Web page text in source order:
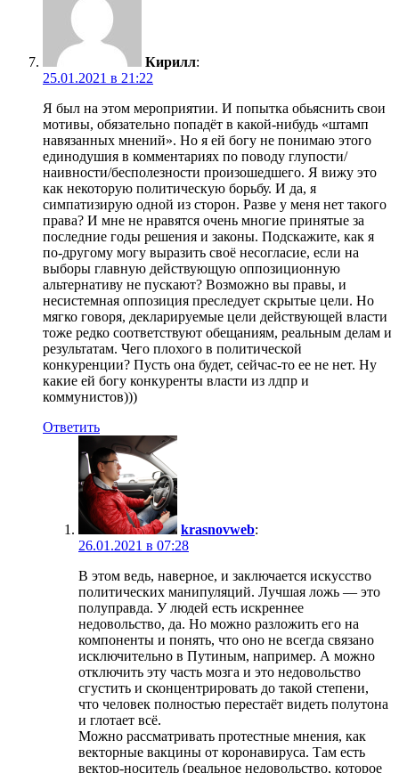
Кирилл:
25.01.2021 в 21:22
Я был на этом мероприятии. И попытка обьяснить свои
мотивы, обязательно попадёт в какой-нибудь «штамп
навязанных мнений». Но я ей богу не понимаю этого
единодушия в комментариях по поводу глупости/
наивности/бесполезности произошедшего. Я вижу это
как некоторую политическую борьбу. И да, я
симпатизирую одной из сторон. Разве у меня нет такого
права? И мне не нравятся очень многие принятые за
последние годы решения и законы. Подскажите, как я
по-другому могу выразить своё несогласие, если на
выборы главную действующую оппозиционную
альтернативу не пускают? Возможно вы правы, и
несистемная оппозиция преследует скрытые цели. Но
мягко говоря, декларируемые цели действующей власти
тоже редко соответствуют обещаниям, реальным делам и
результатам. Чего плохого в политической
конкуренции? Пусть она будет, сейчас-то ее не нет. Ну
какие ей богу конкуренты власти из лдпр и
коммунистов)))
Ответить
krasnovweb:
26.01.2021 в 07:28
В этом ведь, наверное, и заключается искусство
политических манипуляций. Лучшая ложь — это
полуправда. У людей есть искреннее
недовольство, да. Но можно разложить его на
компоненты и понять, что оно не всегда связано
исключительно в Путиным, например. А можно
отключить эту часть мозга и это недовольство
сгустить и сконцентрировать до такой степени,
что человек полностью перестаёт видеть полутона
и глотает всё.
Можно рассматривать протестные мнения, как
векторные вакцины от коронавируса. Там есть
вектор-носитель (реальное недовольство, которое